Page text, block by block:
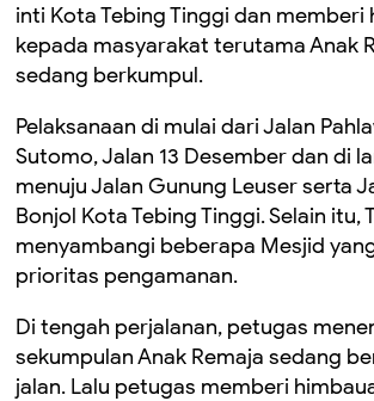
inti Kota Tebing Tinggi dan memberi
kepada masyarakat terutama Anak
sedang berkumpul.
Pelaksanaan di mulai dari Jalan
Sutomo, Jalan 13 Desember dan di
menuju Jalan Gunung Leuser serta
Bonjol Kota Tebing Tinggi. Selain itu,
menyambangi beberapa Mesjid
prioritas pengamanan.
Di tengah perjalanan, petugas
sekumpulan Anak Remaja sedang
jalan. Lalu petugas memberi